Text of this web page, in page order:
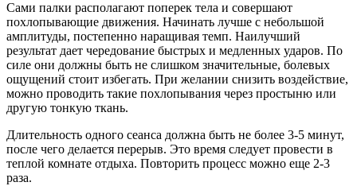
Сами палки располагают поперек тела и совершают
похлопывающие движения. Начинать лучше с небольшой
амплитуды, постепенно наращивая темп. Наилучший
результат дает чередование быстрых и медленных ударов. По
силе они должны быть не слишком значительные, болевых
ощущений стоит избегать. При желании снизить воздействие,
можно проводить такие похлопывания через простыню или
другую тонкую ткань.
Длительность одного сеанса должна быть не более 3-5 минут,
после чего делается перерыв. Это время следует провести в
теплой комнате отдыха. Повторить процесс можно еще 2-3
раза.